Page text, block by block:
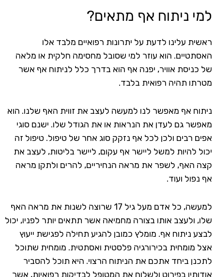
למי ניתוח אף מתאים?
ראשית עלינו לדעת על יתרונות רפואיים מלבד אלו
האסתטיים. הוא עוזר למי שסובל מחסימה חלקית או מלאה
של כניסת אוויר, יפנה אף הוא בדרך כלל לניתוח אף אשר
מטרתו תהיה רפואית בלבד.
ניתוח אף מאפשר לנו למעשה לעצב את זווית האף שלנו. הוא
מאפשר גם לעדן את הנראות או את הגודל שלו. ישנם סוגי
אפים רבים ולכן לכל אף נזקק סוג אחר של טיפול. טיפול זה
יכול להיות למשל ליישר אף עקום, ליישר בליטות, לעצב את
קצה האף, לשפר את מראה הנחיריים, להרים ולתקן מראה
אף נפול ועוד.
למעשה, כל אדם מעל גיל 17 שרוצה לשנות את מראה האף
שלו, ולעצב אותו בצורה מחמיאה אשר תתאים יותר לפניו, יכול
לבצע ניתוח אף. מומלץ כמובן להגיע תחילה לפגישת ייעוץ
אצל מומחית בכירורגיה פלסטית ואסתטית. מומחית שתוכל
לתכנן ביחד אתכם את הניתוח הרצוי. היא תוכל להסביר
אודותיו בפירוט ולשלוח את המטופל לבדיקות רפואיות, אשר